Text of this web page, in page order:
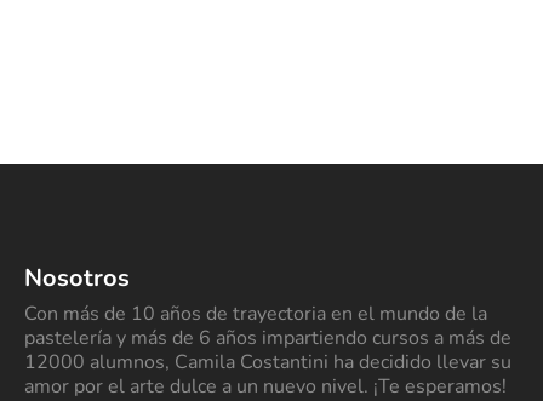
Nosotros
Con más de 10 años de trayectoria en el mundo de la
pastelería y más de 6 años impartiendo cursos a más de
12000 alumnos, Camila Costantini ha decidido llevar su
amor por el arte dulce a un nuevo nivel. ¡Te esperamos!